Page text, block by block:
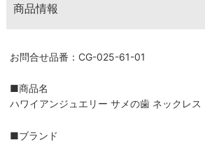
商品情報
お問合せ品番：CG-025-61-01
■商品名
ハワイアンジュエリー サメの歯 ネックレス
■ブランド